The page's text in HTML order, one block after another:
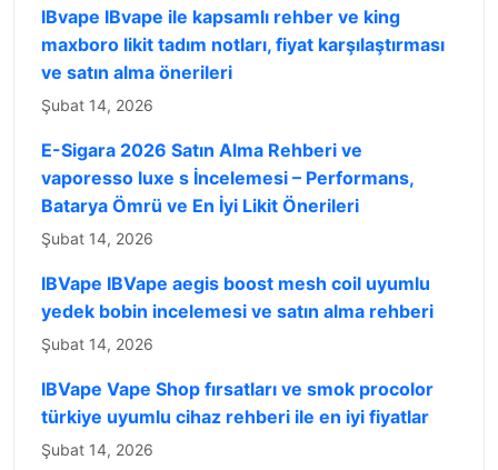
IBvape IBvape ile kapsamlı rehber ve king
maxboro likit tadım notları, fiyat karşılaştırması
ve satın alma önerileri
Şubat 14, 2026
E-Sigara 2026 Satın Alma Rehberi ve
vaporesso luxe s İncelemesi – Performans,
Batarya Ömrü ve En İyi Likit Önerileri
Şubat 14, 2026
IBVape IBVape aegis boost mesh coil uyumlu
yedek bobin incelemesi ve satın alma rehberi
Şubat 14, 2026
IBVape Vape Shop fırsatları ve smok procolor
türkiye uyumlu cihaz rehberi ile en iyi fiyatlar
Şubat 14, 2026